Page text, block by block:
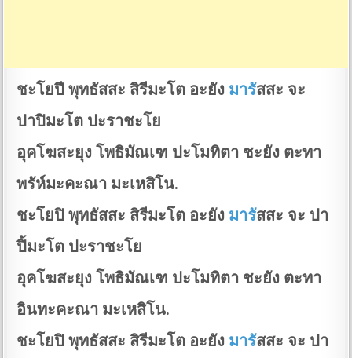
ชะโยปี พุทธัสสะ สิรีมะโต อะยัง มารัสสะ จะ
ปาปิมะโต ปะราชะโย
อุคโฆสะยุง โพธิมัณเฑ ปะโมทิตา ชะยัง ตะทา
พรัห์มะคะณา มะเหสิโน.
ชะโยปิ พุทธัสสะ สิรีมะโต อะยัง มารัสสะ จะ ปา
ปิ้มะโต ปะราชะโย
อุคโฆสะยุง โพธิมัณเฑ ปะโมทิตา ชะยัง ตะทา
อินทะคะณา มะเหสิโน.
ชะโยปิ พุทธัสสะ สิรีมะโต อะยัง มารัสสะ จะ ปา